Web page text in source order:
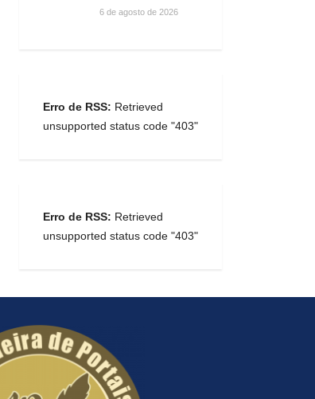
6 de agosto de 2026
Erro de RSS: Retrieved
unsupported status code "403"
Erro de RSS: Retrieved
unsupported status code "403"